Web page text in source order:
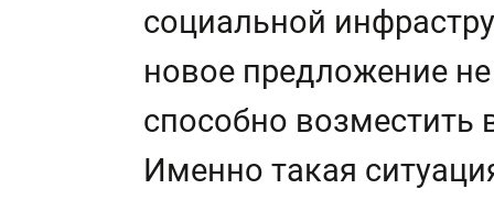
социальной
новое предложение
способно
Именно такая